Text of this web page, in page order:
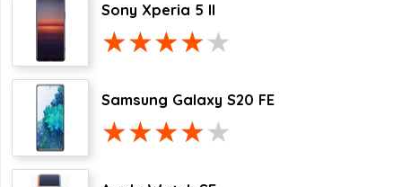
Sony Xperia 5 II
Samsung Galaxy S20 FE